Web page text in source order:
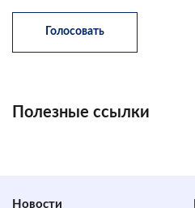
Полезные ссылки
Новости